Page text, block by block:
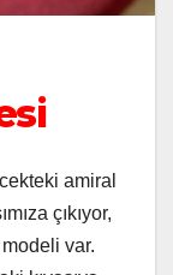
amiral
çıkıyor,
var.